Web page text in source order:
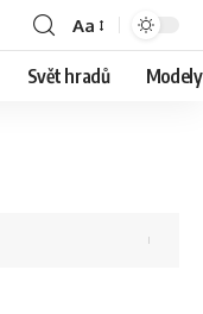
Aa
Svět hradů